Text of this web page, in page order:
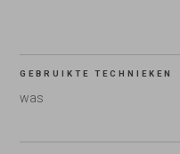
GEBRUIKTE TECHNIEKEN
was